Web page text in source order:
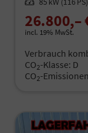
26.800,–
incl. 19% MwSt.
Verbrauch
CO2-Klasse: D
CO2-